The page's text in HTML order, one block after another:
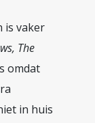
is vaker
The
omdat
in huis